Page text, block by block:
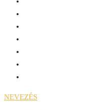
NEVEZÉS